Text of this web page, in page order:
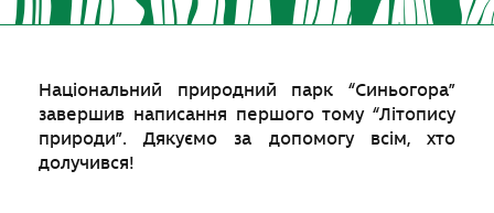
Національний природний парк “Синьогора”
завершив написання першого тому “Літопису
природи”. Дякуємо за допомогу всім, хто
долучився!